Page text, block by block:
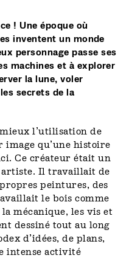
! Une époque où
inventent un monde
personnage passe ses
machines et à explorer
la lune, voler
secrets de la
l’utilisation de
image qu’une histoire
Ce créateur était un
Il travaillait de
peintures, des
le bois comme
mécanique, les vis et
dessiné tout au long
d’idées, de plans,
intense activité